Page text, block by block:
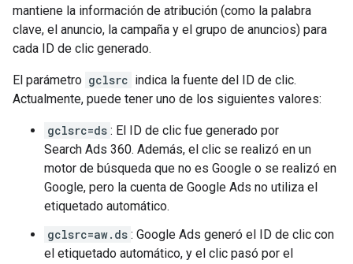
mantiene la información de atribución (como la palabra
clave, el anuncio, la campaña y el grupo de anuncios) para
cada ID de clic generado.
El parámetro gclsrc indica la fuente del ID de clic.
Actualmente, puede tener uno de los siguientes valores:
gclsrc=ds : El ID de clic fue generado por
Search Ads 360. Además, el clic se realizó en un
motor de búsqueda que no es Google o se realizó en
Google, pero la cuenta de Google Ads no utiliza el
etiquetado automático.
gclsrc=aw.ds : Google Ads generó el ID de clic con
el etiquetado automático, y el clic pasó por el